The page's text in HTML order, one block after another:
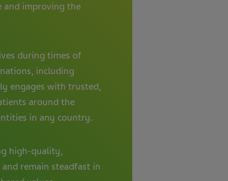
and improving the
during times of
including
engages with trusted,
around the
in any country.
high-quality,
remain steadfast in